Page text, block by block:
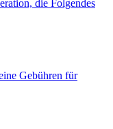
die Folgendes
Gebühren für